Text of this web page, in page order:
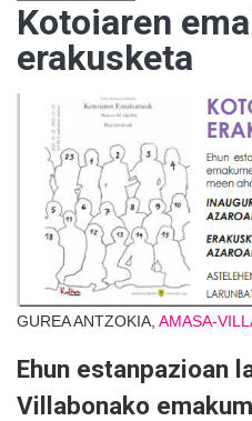
Kotoiaren
erakusketa
GUREA ANTZOKIA, AMASA-
Ehun estanpazioan
Villabonako